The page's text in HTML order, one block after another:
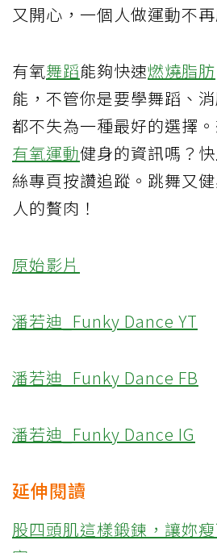
又開心，一個人做運動不
有氧舞蹈能夠快速燃燒脂肪
能，不管你是要學舞蹈、
都不失為一種最好的選擇
有氧運動健身的資訊嗎？
絲專頁按讚追蹤。跳舞又
人的贅肉！
原始影片
潘若迪_Funky Dance YT
潘若迪_Funky Dance FB
潘若迪_Funky Dance IG
延伸閱讀
股四頭肌這樣鍛鍊，讓妳